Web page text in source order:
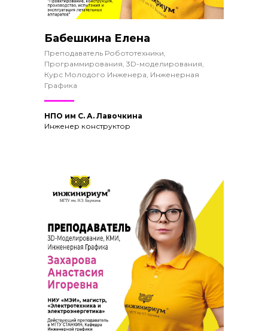
Бабешкина Елена
Преподаватель Робототехники,
Программирования, 3D-моделирования,
Курс Молодого Инженера, Инженерная
Графика
НПО им С. А. Лавочкина
Инженер конструктор